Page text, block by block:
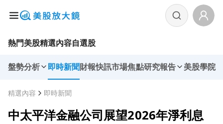
熱門美股精選內容自選股
盤勢分析 即時新聞財報快訊市場焦點研究報告 美股學院
精選內容 即時新聞
中太平洋金融公司展望2026年淨利息